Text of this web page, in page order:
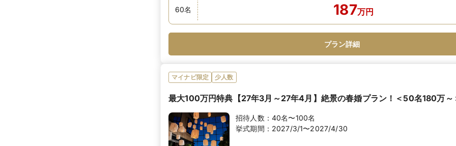
60名 187万円
プラン詳細
マイナビ限定 少人数
最大100万円特典【27年3月～27年4月】絶景の春婚プラン！＜50名180万～
招待人数： 40名〜100名
挙式期間： 2027/3/1〜2027/4/30